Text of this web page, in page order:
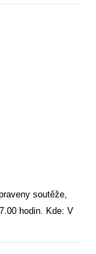
soutěže,
hodin. Kde: V